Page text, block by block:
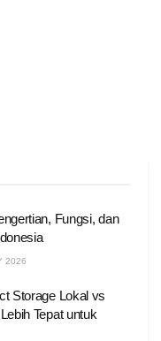
Fungsi, dan
2026
Storage Lokal vs
Tepat untuk